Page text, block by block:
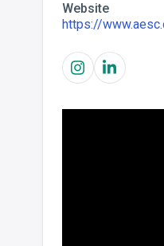
Website
https://